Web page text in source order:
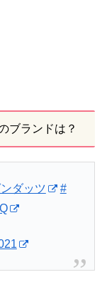
ブランドは？
ダッツ
#